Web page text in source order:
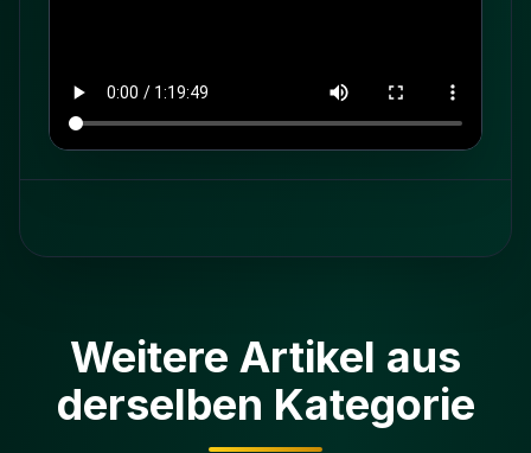
Weitere Artikel aus
derselben Kategorie